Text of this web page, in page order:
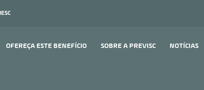
OFEREÇA ESTE BENEFÍCIO SOBRE A PREVISC NOTÍCIAS